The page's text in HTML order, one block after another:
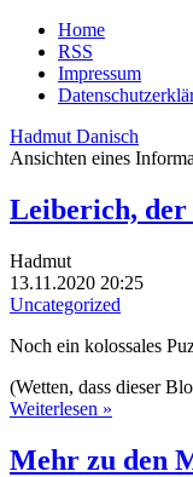
Home
RSS
Impressum
Hadmut Danisch
Ansichten eines
Leiberich, der
Hadmut
13.11.2020 20:25
Uncategorized
Noch ein kolossales
(Wetten, dass dieser
Weiterlesen »
Mehr zu den